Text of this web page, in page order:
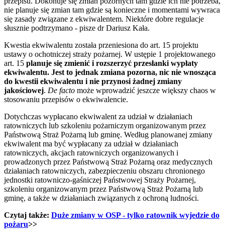
nie planuje się zmian tam gdzie są konieczne i momentami wywraca
się zasady związane z ekwiwalentem. Niektóre dobre regulacje
słusznie podtrzymano - pisze dr Dariusz Kała.
Kwestia ekwiwalentu została przeniesiona do art. 15 projektu
ustawy o ochotniczej straży pożarnej. W ustępie 1 projektowanego
art. 15 planuje się zmienić i rozszerzyć przesłanki wypłaty
ekwiwalentu. Jest to jednak zmiana pozorna, nic nie wnosząca
do kwestii ekwiwalentu i nie przynosi żadnej zmiany
jakościowej. De facto może wprowadzić jeszcze większy chaos w
stosowaniu przepisów o ekwiwalencie.
Dotychczas wypłacano ekwiwalent za udział w działaniach
ratowniczych lub szkoleniu pożarniczym organizowanym przez
Państwową Straż Pożarną lub gminę. Według planowanej zmiany
ekwiwalent ma być wypłacany za udział w działaniach
ratowniczych, akcjach ratowniczych organizowanych i
prowadzonych przez Państwową Straż Pożarną oraz medycznych
działaniach ratowniczych, zabezpieczeniu obszaru chronionego
jednostki ratowniczo-gaśniczej Państwowej Straży Pożarnej,
szkoleniu organizowanym przez Państwową Straż Pożarną lub
gminę, a także w działaniach związanych z ochroną ludności.
Czytaj także: Duże zmiany w OSP - tylko ratownik wyjedzie do
pożaru>>